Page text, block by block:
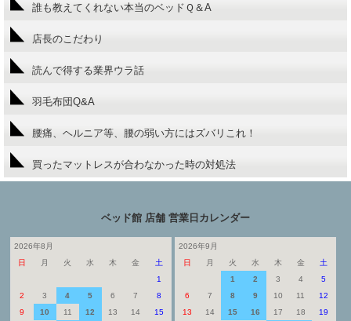
誰も教えてくれない本当のベッドＱ＆A
店長のこだわり
読んで得する業界ウラ話
羽毛布団Q&A
腰痛、ヘルニア等、腰の弱い方にはズバリこれ！
買ったマットレスが合わなかった時の対処法
ベッド館 店舗 営業日カレンダー
2026年8月
日
月 火 水 木 金
土
1
2
3 4 5 6 7
8
9
10 11 12 13 14
15
2026年9月
日
月 火 水 木 金
土
1
2 3 4
5
6
7 8 9 10 11
12
13
14 15 16 17 18
19